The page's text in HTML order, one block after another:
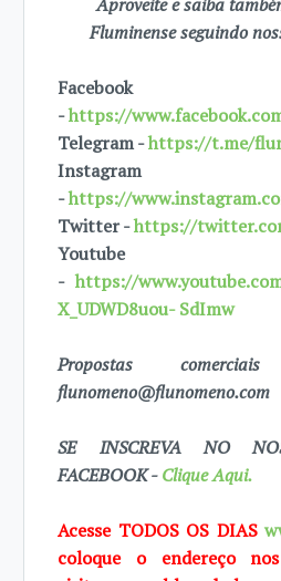
Fluminense seguindo
Facebook
-https://
Telegram -https://t.me/
Instagram
-https://
Twitter -https://
Youtube
-https://
X_UDWD8uou- SdImw
Propostas
flunomeno@flunomeno.com
SE INSCREVA NO
FACEBOOK -Clique Aqui.
Acesse TODOS OS DIAS
coloque o endereço